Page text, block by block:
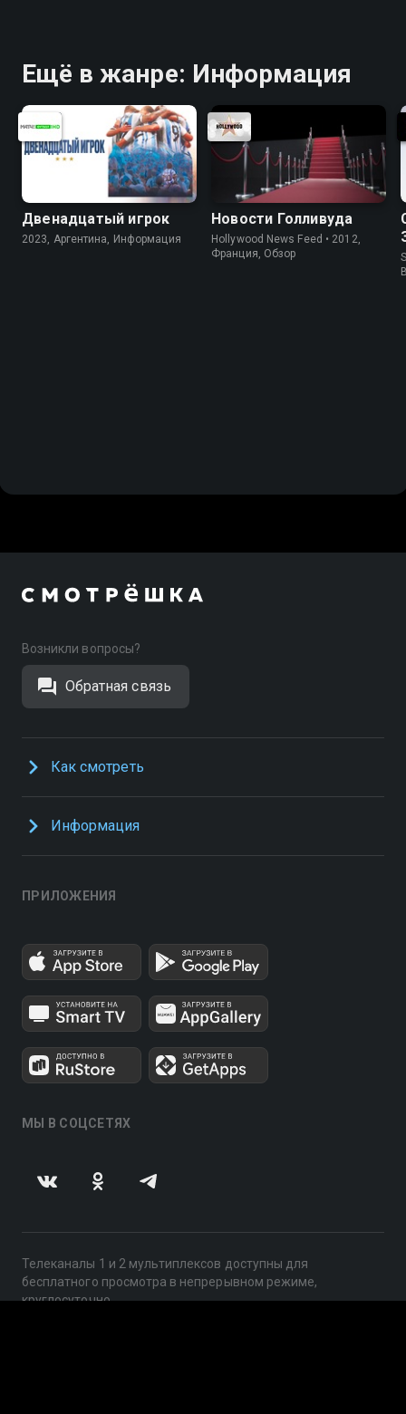
Ещё в жанре: Информация
Двенадцатый игрок
2023, Аргентина, Информация
Новости Голливуда
Hollywood News Feed • 2012,
Франция, Обзор
Возникли вопросы?
Обратная связь
Как смотреть
Информация
ПРИЛОЖЕНИЯ
МЫ В СОЦСЕТЯХ
Телеканалы 1 и 2 мультиплексов доступны для
бесплатного просмотра в непрерывном режиме,
круглосуточно.